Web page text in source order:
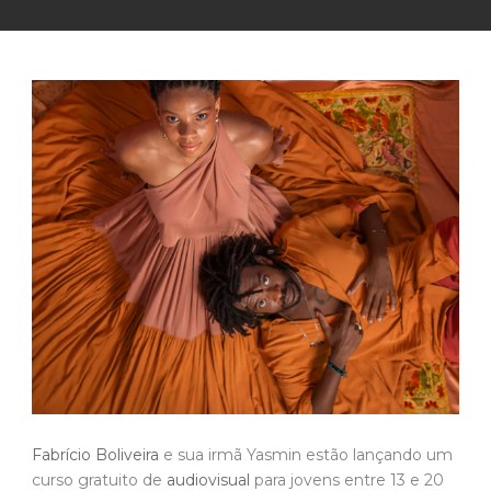
Fabrício Boliveira e sua irmã Yasmin estão lançando um
curso gratuito de audiovisual para jovens entre 13 e 20